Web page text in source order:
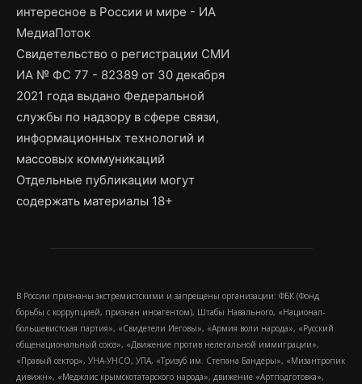
интересное в России и мире - ИА
МедиаПоток
Свидетельство о регистрации СМИ
ИА № ФС 77 - 82389 от 30 декабря
2021 года выдано Федеральной
службы по надзору в сфере связи,
информационных технологий и
массовых коммуникаций
Отдельные публикации могут
содержать материалы 18+
В России признаны экстремистскими и запрещены организации: ФБК (Фонд
борьбы с коррупцией, признан иноагентом), Штабы Навального, «Национал-
большевистская партия», «Свидетели Иеговы», «Армия воли народа», «Русский
общенациональный союз», «Движение против нелегальной иммиграции»,
«Правый сектор», УНА-УНСО, УПА, «Тризуб им. Степана Бандеры», «Мизантропик
дивижн», «Меджлис крымскотатарского народа», движение «Артподготовка»,